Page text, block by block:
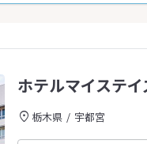
ホテルマイステ
栃木県 宇都宮